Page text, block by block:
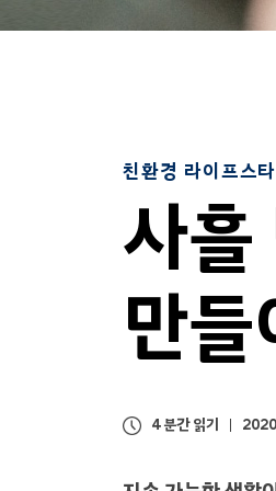
친환경 라이프스
사흘
만
4 분간 읽기